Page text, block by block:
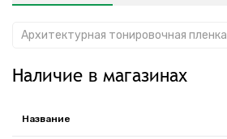
Архитектурная тонировочная пленка
Наличие в магазинах
Название